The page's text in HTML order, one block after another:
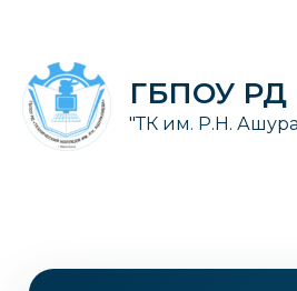
содержимому
ГБПОУ РД
"ТК им. Р.Н.